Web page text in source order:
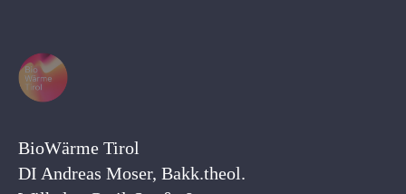
BioWärme Tirol
DI Andreas Moser, Bakk.theol.